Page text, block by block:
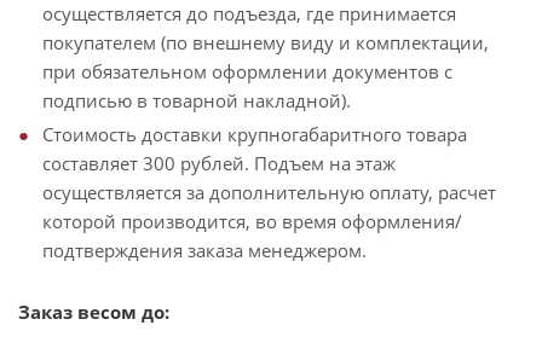
осуществляется до подъезда, где принимается
покупателем (по внешнему виду и комплектации,
при обязательном оформлении документов с
подписью в товарной накладной).
Стоимость доставки крупногабаритного товара
составляет 300 рублей. Подъем на этаж
осуществляется за дополнительную оплату, расчет
которой производится, во время оформления/
подтверждения заказа менеджером.
Заказ весом до: